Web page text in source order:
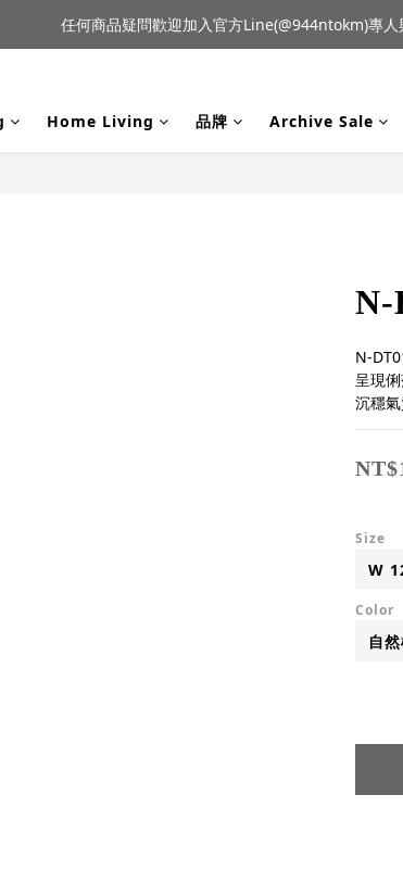
新品到貨｜日本燈具品牌 Ambientec 年度新品 Barcarolle
任何商品疑問歡迎加入官方Line(@944ntokm)專
Home Living 品牌 Archive Sale
N-
N-
呈現
沉穩
Size
Color